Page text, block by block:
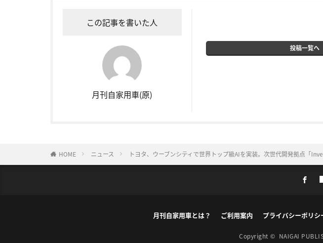
この記事を書いた人
月刊自家用車(原)
投稿一覧へ
HOME ニュース トヨタ、ウーブンシティで世界トップ級AIを実装。次世代開発拠点「
月刊自家用車とは？ ご利用案内 プライバシーポリシ
Copyright © NAIGAI